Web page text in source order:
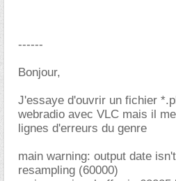
------
Bonjour,
J'essaye d'ouvrir un fichier
webradio avec VLC mais il
lignes d'erreurs du genre
main warning: output date
resampling (60000)